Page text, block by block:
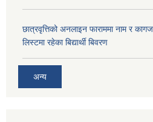
छात्रवृत्तिको अनलाइन फाराममा नाम र
लिस्टमा रहेका बिद्यार्थी बिवरण
अन्य